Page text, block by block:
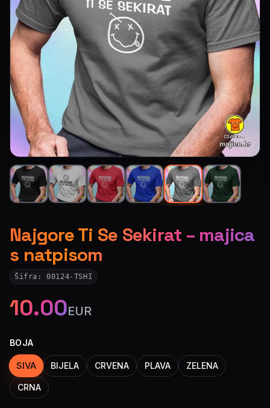
Najgore Ti Se Sekirat – majica
s natpisom
Šifra:00124-TSHI
10.00EUR
BOJA
SIVA BIJELA CRVENA PLAVA ZELENA
CRNA